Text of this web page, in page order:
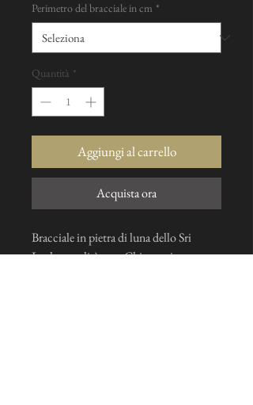
Perimetro del bracciale in cm *
Quantità *
Aggiungi al carrello
Acquista ora
Bracciale in pietra di luna dello Sri
Lanka, qualità rara. Chiusura in oro